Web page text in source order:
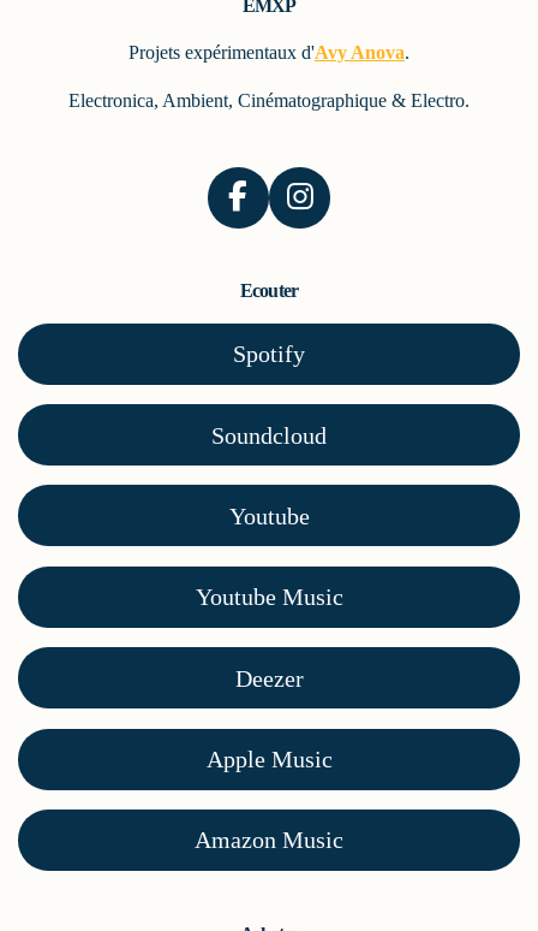
EMXP
Projets expérimentaux d'Avy Anova.
Electronica, Ambient, Cinématographique & Electro.
F
e
b
o
o
k
I
t
a
g
r
a
m
Ecouter
Spotify
Soundcloud
Youtube
Youtube Music
Deezer
Apple Music
Amazon Music